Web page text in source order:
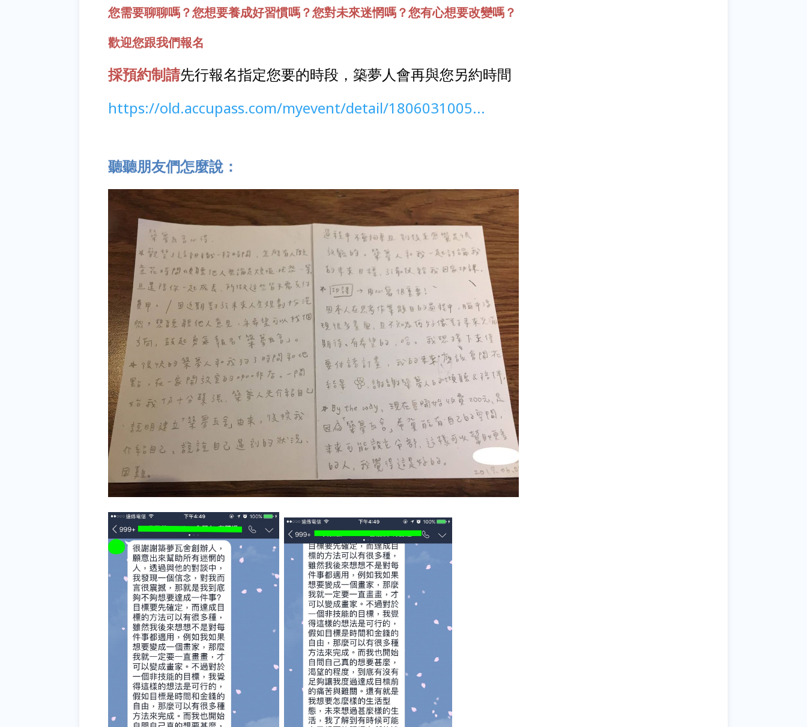
您需要聊聊嗎？您想要養成好習慣嗎？您對未來迷惘嗎？您有心想要改變嗎？
歡迎您跟我們報名
採預約制請先行報名指定您要的時段，築夢人會再與您另約時間
https://old.accupass.com/myevent/detail/1806031005...
聽聽朋友們怎麼說：